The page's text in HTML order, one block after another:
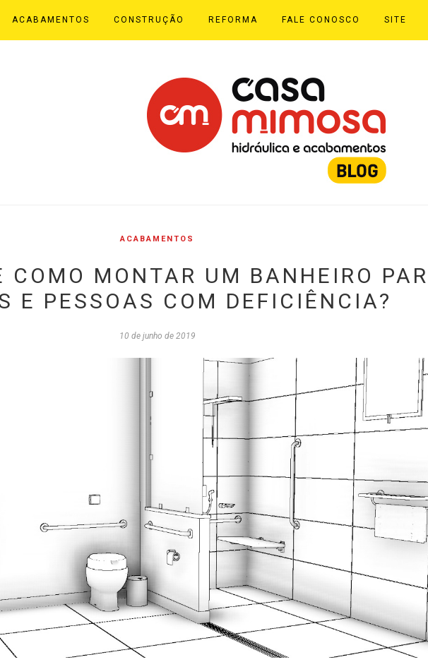
ACABAMENTOS CONSTRUÇÃO REFORMA FALE CONOSCO SITE
ACABAMENTOS
COMO MONTAR UM BANHEIRO
E PESSOAS COM DEFICIÊNCIA?
10 de junho de 2019